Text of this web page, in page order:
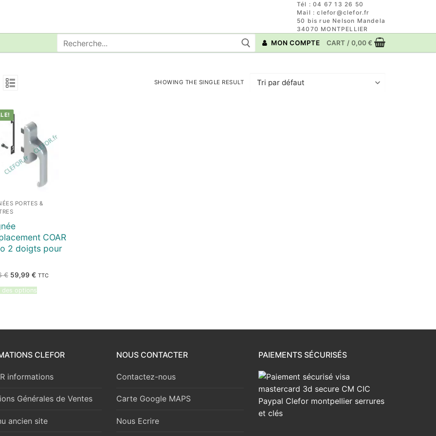
Tél : 04 67 13 26 50
Mail : clefor@clefor.fr
50 bis rue Nelson Mandela
34070 MONTPELLIER
Rechercher
:
MON COMPTE CART / 0,00€
SHOWING THE SINGLE RESULT
PORTES &
COAR
2 doigts pour
€ Le
prix
initial
était :
59,99 €Le
actuel
est :
TTC
des options
CLEFOR
informations
Générales de Ventes
ancien site
NOUS CONTACTER
Contactez-nous
Carte Google MAPS
Nous Ecrire
PAIEMENTS SÉCURISÉS